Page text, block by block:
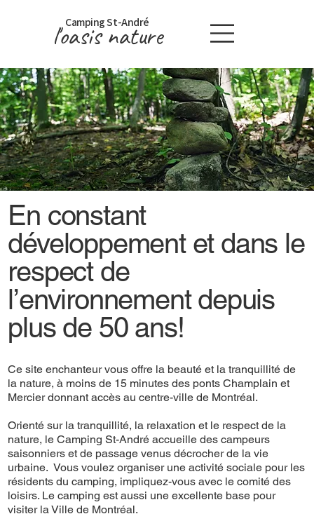
Camping St-André
l'oasis nature
En constant
développement et dans le
respect de
l’environnement depuis
plus de 50 ans!
Ce site enchanteur vous offre la beauté et la tranquillité de
la nature, à moins de 15 minutes des ponts Champlain et
Mercier donnant accès au centre-ville de Montréal.
Orienté sur la tranquillité, la relaxation et le respect de la
nature, le Camping St-André accueille des campeurs
saisonniers et de passage venus décrocher de la vie
urbaine. Vous voulez organiser une activité sociale pour les
résidents du camping, impliquez-vous avec le comité des
loisirs. Le camping est aussi une excellente base pour
visiter la Ville de Montréal.